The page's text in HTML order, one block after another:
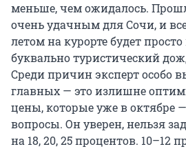
меньше, чем ожидалось.
очень удачным для Сочи, и
летом на курорте будет
буквально туристический
Среди причин эксперт особо
главных — это излишне
цены, которые уже в октябре
вопросы. Он уверен, нельзя
на 18, 20, 25 процентов. 10–12